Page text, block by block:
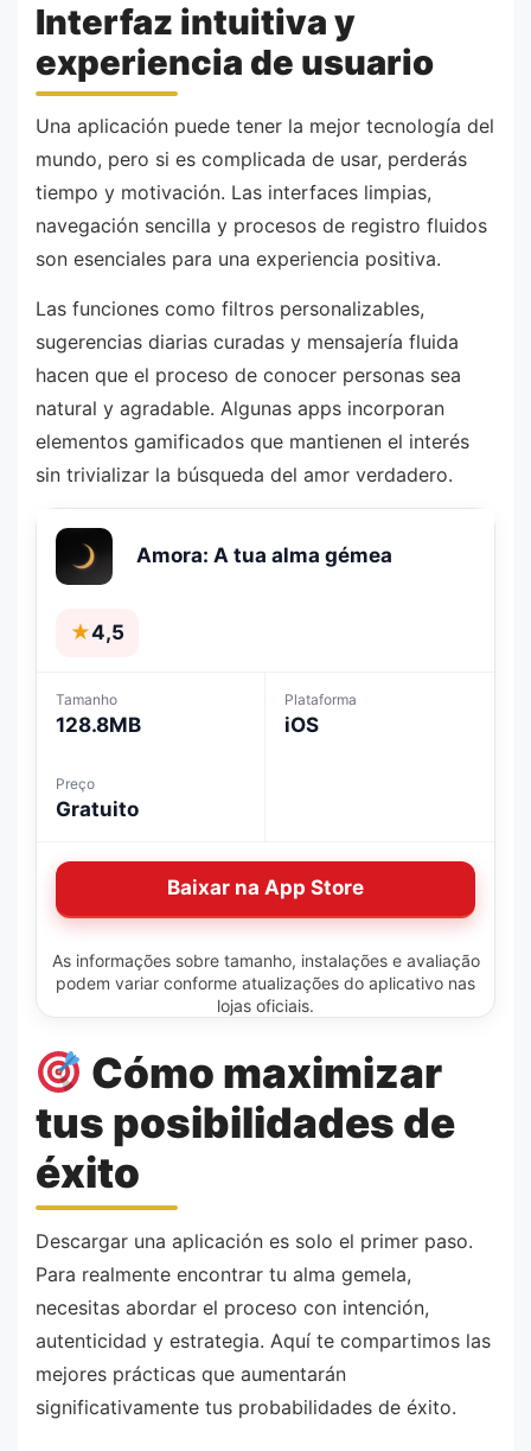
Interfaz intuitiva y
experiencia de usuario
Una aplicación puede tener la mejor tecnología del
mundo, pero si es complicada de usar, perderás
tiempo y motivación. Las interfaces limpias,
navegación sencilla y procesos de registro fluidos
son esenciales para una experiencia positiva.
Las funciones como filtros personalizables,
sugerencias diarias curadas y mensajería fluida
hacen que el proceso de conocer personas sea
natural y agradable. Algunas apps incorporan
elementos gamificados que mantienen el interés
sin trivializar la búsqueda del amor verdadero.
Amora: A tua alma gémea
★4,5
Tamanho
128.8MB
Plataforma
iOS
Preço
Gratuito
Baixar na App Store
As informações sobre tamanho, instalações e avaliação
podem variar conforme atualizações do aplicativo nas
lojas oficiais.
Cómo maximizar
tus posibilidades de
éxito
Descargar una aplicación es solo el primer paso.
Para realmente encontrar tu alma gemela,
necesitas abordar el proceso con intención,
autenticidad y estrategia. Aquí te compartimos las
mejores prácticas que aumentarán
significativamente tus probabilidades de éxito.